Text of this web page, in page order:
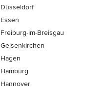
Düsseldorf
Essen
Freiburg-im-Breisgau
Gelsenkirchen
Hagen
Hamburg
Hannover